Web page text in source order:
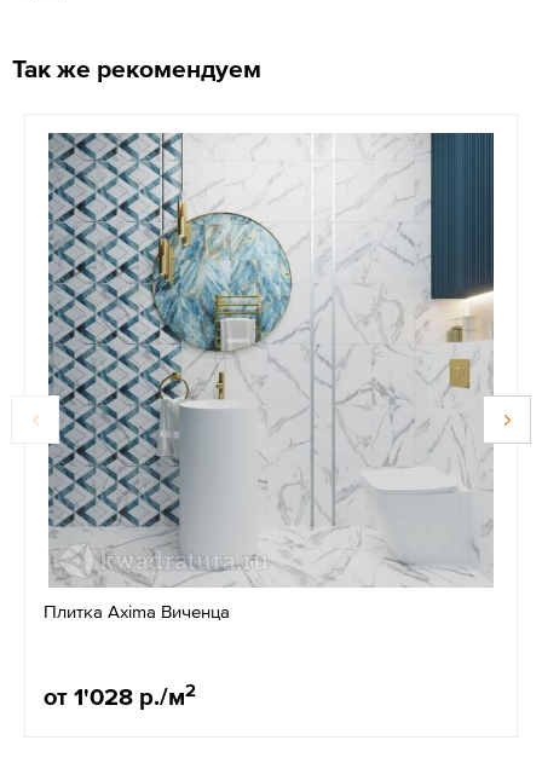
Так же рекомендуем
Плитка Axima Виченца
от 1'028 р./м2